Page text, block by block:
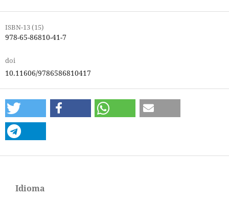
ISBN-13 (15)
978-65-86810-41-7
doi
10.11606/9786586810417
Idioma